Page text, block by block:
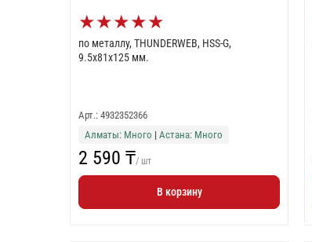
★★★★★
по металлу, THUNDERWEB, HSS-G,
9.5x81x125 мм.
Арт.: 4932352366
Алматы: Много | Астана: Много
2 590 ₸/ шт
В корзину